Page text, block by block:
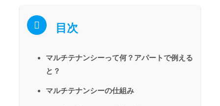
目次
マルチテナンシーって何？アパートで例える
と？
マルチテナンシーの仕組み